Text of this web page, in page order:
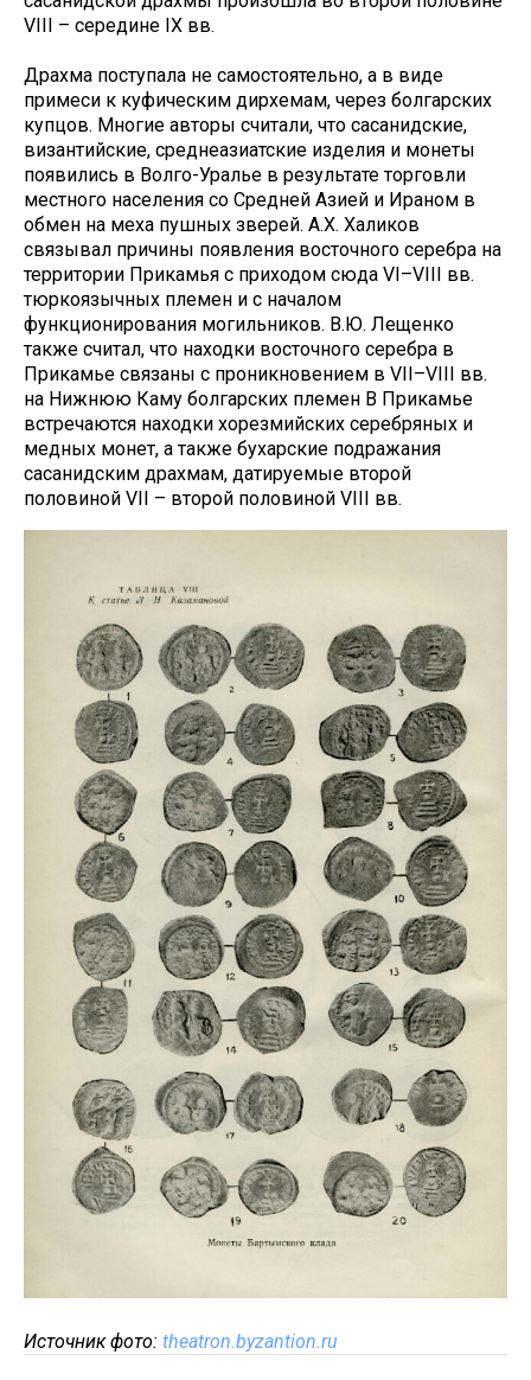
VIII – середине IX вв.
Драхма поступала не самостоятельно, а в виде
примеси к куфическим дирхемам, через болгарских
купцов. Многие авторы считали, что сасанидские,
византийские, среднеазиатские изделия и монеты
появились в Волго-Уралье в результате торговли
местного населения со Средней Азией и Ираном в
обмен на меха пушных зверей. А.Х. Халиков
связывал причины появления восточного серебра на
территории Прикамья с приходом сюда VI–VIII вв.
тюркоязычных племен и с началом
функционирования могильников. В.Ю. Лещенко
также считал, что находки восточного серебра в
Прикамье связаны с проникновением в VII–VIII вв.
на Нижнюю Каму болгарских племен В Прикамье
встречаются находки хорезмийских серебряных и
медных монет, а также бухарские подражания
сасанидским драхмам, датируемые второй
половиной VII – второй половиной VIII вв.
Источник фото: theatron.byzantion.ru